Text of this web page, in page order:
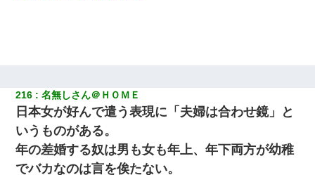
216 名無しさん＠ＨＯＭＥ
日本女が好んで遣う表現に「夫婦は合わせ鏡」と
いうものがある。
年の差婚する奴は男も女も年上、年下両方が幼稚
でバカなのは言を俟たない。